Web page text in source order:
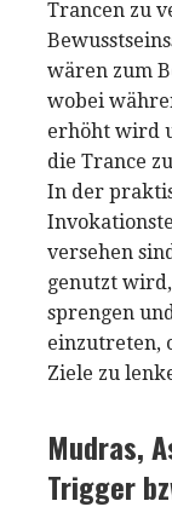
Trancen zu
wären zum
wobei
erhöht wird
die Trance
In der
versehen
genutzt wird,
sprengen
einzutreten,
Ziele zu
Mudras,
Trigger